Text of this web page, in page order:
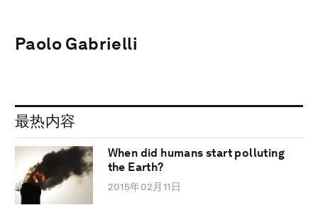
Paolo Gabrielli
最热内容
When did humans start polluting
the Earth?
2015年02月11日